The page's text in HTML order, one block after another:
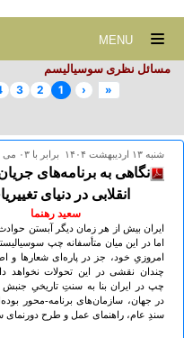
مسائل نظری سوسیالیسم
«
‹
1
2
3
شنبه ۱۳ ارديبهشت ۱۴۰۴ برابر با ۰۳ می ۲۰۲۵
نگاهی به برنامه‌های
انقلابی در دنیای
سعید رهنما
ایران بیش از هر زمان دیگر آبستن
اما در این میان متأسفانه چپ
امروزیِ خود، جز در پاره‌ای شعارها و
چندان نقشی در این تحولات نخواهد
چپ در ایران بنا به سنتِ تاریخیِ
در جهان، سازمان‌های برنامه-محور
سندِ عام، راهنمای عمل و طرح